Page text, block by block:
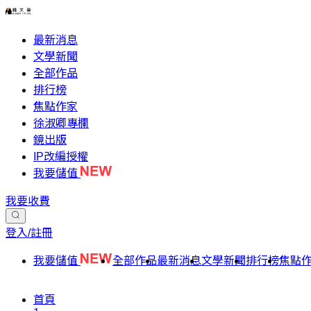
最新消息
文學新聞
全部作品
排行榜
焦點作家
徐淑卿專欄
鏡出版
IP改編授權
我要儲值
我要收費
登入/註冊
我要儲值 全部作品最新消息文學新聞排行榜焦點
首頁